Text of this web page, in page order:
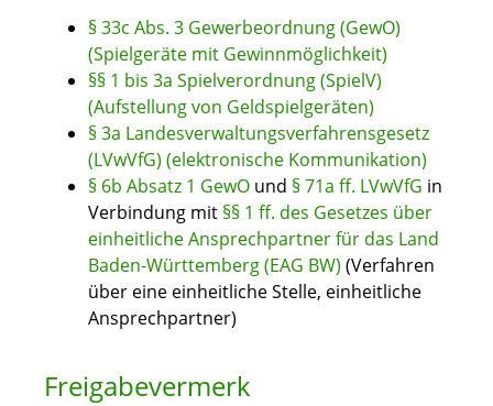
§ 33c Abs. 3 Gewerbeordnung (GewO)
(Spielgeräte mit Gewinnmöglichkeit)
§§ 1 bis 3a Spielverordnung (SpielV)
(Aufstellung von Geldspielgeräten)
§ 3a Landesverwaltungsverfahrensgesetz
(LVwVfG) (elektronische Kommunikation)
§ 6b Absatz 1 GewO und § 71a ff. LVwVfG in
Verbindung mit §§ 1 ff. des Gesetzes über
einheitliche Ansprechpartner für das Land
Baden-Württemberg (EAG BW) (Verfahren
über eine einheitliche Stelle, einheitliche
Ansprechpartner)
Freigabevermerk